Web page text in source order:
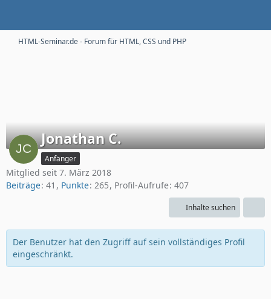
HTML-Seminar.de - Forum für HTML, CSS und PHP
Jonathan C.
Anfänger
Mitglied seit 7. März 2018
Beiträge 41 Punkte 265 Profil-Aufrufe 407
Inhalte suchen
Der Benutzer hat den Zugriff auf sein vollständiges Profil
eingeschränkt.